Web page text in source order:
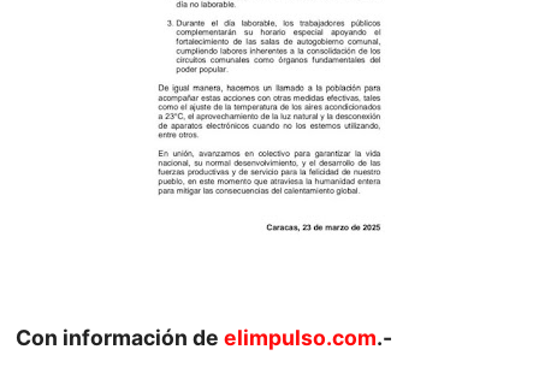
Con información deelimpulso.com.-